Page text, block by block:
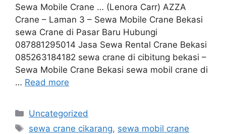
Sewa Mobile Crane … (Lenora Carr) AZZA
Crane – Laman 3 – Sewa Mobile Crane Bekasi
sewa Crane di Pasar Baru Hubungi
087881295014 Jasa Sewa Rental Crane Bekasi
085263184182 sewa crane di cibitung bekasi –
Sewa Mobile Crane Bekasi sewa mobil crane di
… Read more
Categories
Uncategorized
Tags
sewa crane cikarang, sewa mobil crane